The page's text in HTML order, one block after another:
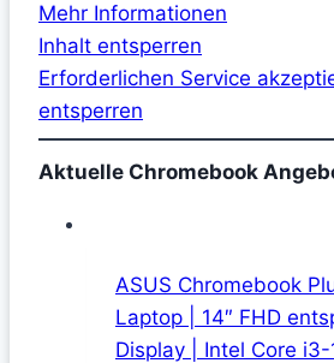
Mehr Informationen
Inhalt entsperren
Erforderlichen Service
entsperren
Aktuelle Chromebook
ASUS Chromebook
Laptop | 14″ FHD
Display | Intel Core i3-